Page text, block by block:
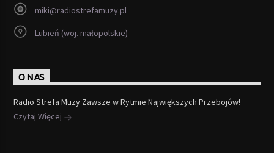
miki@radiostrefamuzy.pl
Lubień (woj. małopolskie)
O NAS
Radio Strefa Muzy Zawsze w Rytmie Największych Przebojów!
Czytaj Więcej